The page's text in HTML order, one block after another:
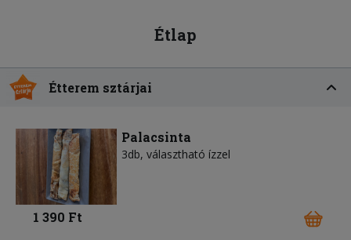
Étlap
Étterem sztárjai
Palacsinta
3db, választható ízzel
1 390 Ft